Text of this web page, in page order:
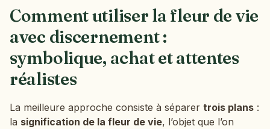
Comment utiliser la fleur de vie
avec discernement :
symbolique, achat et attentes
réalistes
La meilleure approche consiste à séparer trois plans :
la signification de la fleur de vie, l’objet que l’on